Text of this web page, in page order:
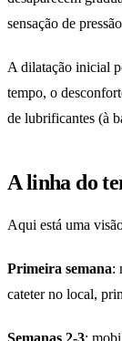
sensação de
A dilatação inicial
tempo, o
de lubrificantes (à
A linha do
Aqui está uma
Primeira semana:
cateter no local,
Semanas 2-3: